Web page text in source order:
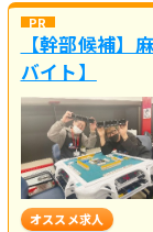
【幹部候補】
バイト】
オススメ求人